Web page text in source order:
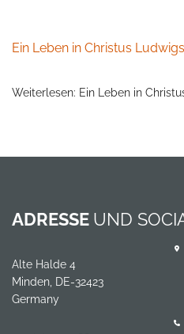
Ein Leben in Christus
Weiterlesen: Ein Leben in
ADRESSE UND
Alte Halde 4
Minden, DE-32423
Germany